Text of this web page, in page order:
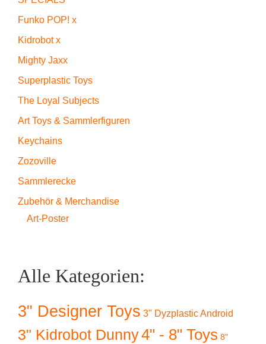
Funko POP! x
Kidrobot x
Mighty Jaxx
Superplastic Toys
The Loyal Subjects
Art Toys & Sammlerfiguren
Keychains
Zozoville
Sammlerecke
Zubehör & Merchandise
Art-Poster
Alle Kategorien:
3" Designer Toys 3" Dyzplastic Android
3" Kidrobot Dunny4" - 8" Toys 8"